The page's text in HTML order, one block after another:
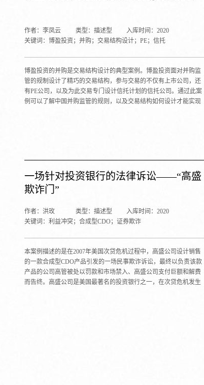
作者：李凤云 类型：描述型
入库时间：2020
关键词：博盈投资；并购；交易结构设计；PE；信托
博盈投资的并购是交易结构设计的典型案例。博盈投资面对并购监
管的规制设计了精巧的交易结构，参与交易的不仅有上市公司，还
有PE公司，以及为此交易专门设计信托计划的信托公司。通过此案
例可以了解中国并购监管的规则，以及交易结构如何设计才能实现
一场针对投资银行的法律诉讼——“高盛
欺诈门”
作者：洪玫 类型：描述型
入库时间：2020
关键词：利益冲突；合成型CDO；证券欺诈
本案例描述的是在2007年美国次贷危机过程中，高盛公司设计销售
的一款合成型CDO产品引发的一场民事欺诈诉讼，最终以负责该款
产品的公司高管被处以罚款和市场禁入、高盛公司支付巨额和解费
而告终。高盛公司是美国最著名的投资银行之一，在次贷危机发生